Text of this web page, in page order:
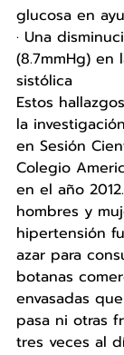
glucosa en
· Una
(8.7mmHg) en
sistólica
Estos
la
en Sesión
Colegio
en el año
hombres y
hipertensión
azar para
botanas
envasadas
pasa ni otras
tres veces al